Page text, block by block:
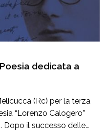
dedicata a
(Rc) per la terza
“Lorenzo Calogero”
Dopo il successo delle